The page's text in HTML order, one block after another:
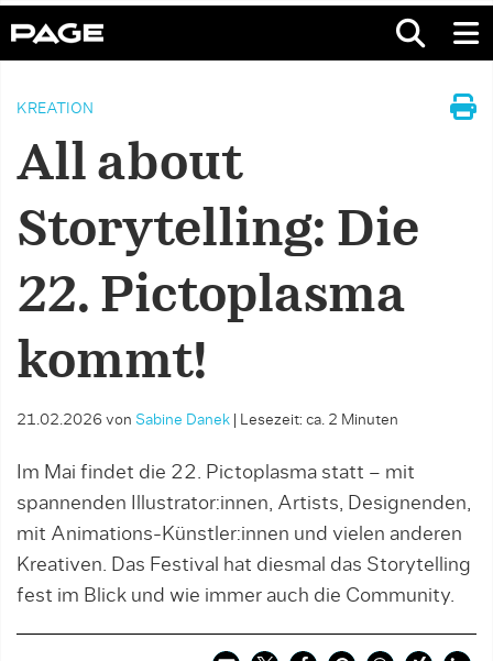
KREATION
All about
Storytelling: Die
22. Pictoplasma
kommt!
21.02.2026 von Sabine Danek Lesezeit: ca. 2 Minuten
Im Mai findet die 22. Pictoplasma statt – mit
spannenden Illustrator:innen, Artists, Designenden,
mit Animations-Künstler:innen und vielen anderen
Kreativen. Das Festival hat diesmal das Storytelling
fest im Blick und wie immer auch die Community.